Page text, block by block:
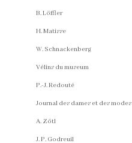
B. Löffler
H. Matisse
W. Schnackenberg
Vélins du museum
P.-J. Redouté
Journal des dames et des modes
A. Zötl
J. P. Godreuil